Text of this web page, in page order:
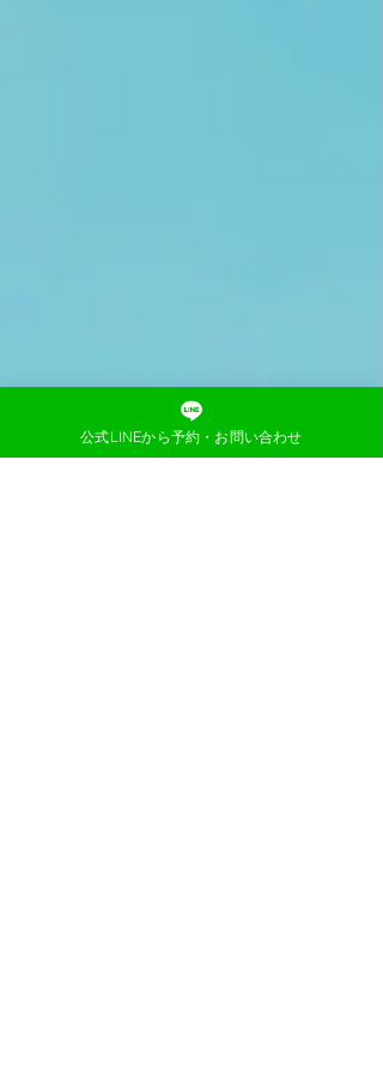
公式LINEから予約・お問い合わせ